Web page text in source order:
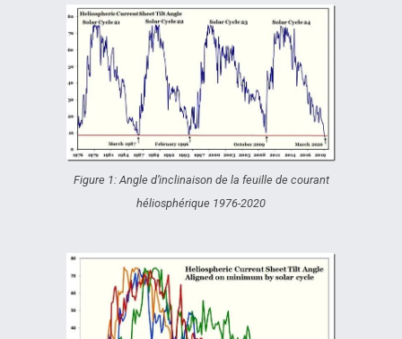
Figure 1: Angle d’inclinaison de la feuille de courant
héliosphérique 1976-2020